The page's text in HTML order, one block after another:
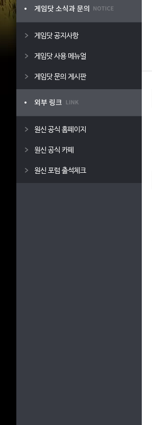
게임닷 공지사항
게임닷 사용 메뉴얼
게임닷 문의 게시판
원신 공식 홈페이지
원신 공식 카페
원신 포럼 출석체크